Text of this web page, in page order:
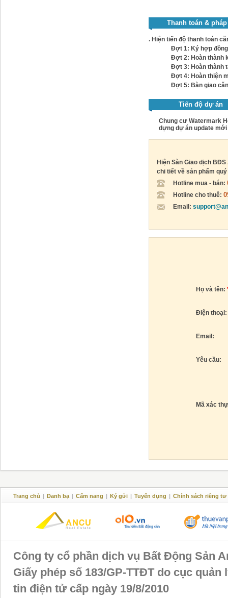
Thanh toán &
. Hiện tiến độ thanh toán
Đợt 1: Ký hợp
Đợt 2: Hoàn thành
Đợt 3: Hoàn thành
Đợt 4: Hoàn thiện
Đợt 5: Bàn giao
Tiến độ dự án
Chung cư Watermark
dựng dự án update mới
Hiện Sàn Giao dịch
chi tiết về sản phẩm
Hotline mua - bán:
Hotline cho thuê:
Email:
Họ và tên:
Điện
Email:
Yêu cầu:
Mã xác
Trang chủ | Danh bạ | Cẩm nang | Ký gửi | Tuyển dụng | Chính sách riêng tư
Công ty cổ phần dịch vụ Bất Động Sản
Giấy phép số 183/GP-TTĐT do cục
tin điện tử cấp ngày 19/8/2010